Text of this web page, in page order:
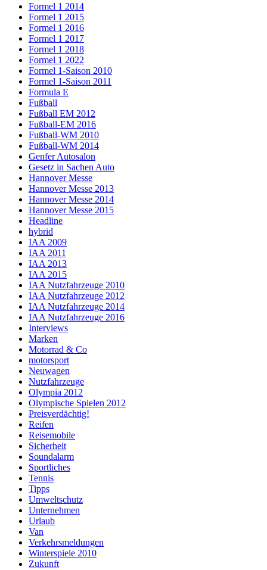
Formel 1 2014
Formel 1 2015
Formel 1 2016
Formel 1 2017
Formel 1 2018
Formel 1 2022
Formel 1-Saison 2010
Formel 1-Saison 2011
Formula E
Fußball
Fußball EM 2012
Fußball-EM 2016
Fußball-WM 2010
Fußball-WM 2014
Genfer Autosalon
Gesetz in Sachen Auto
Hannover Messe
Hannover Messe 2013
Hannover Messe 2014
Hannover Messe 2015
Headline
hybrid
IAA 2009
IAA 2011
IAA 2013
IAA 2015
IAA Nutzfahrzeuge 2010
IAA Nutzfahrzeuge 2012
IAA Nutzfahrzeuge 2014
IAA Nutzfahrzeuge 2016
Interviews
Marken
Motorrad & Co
motorsport
Neuwagen
Nutzfahrzeuge
Olympia 2012
Olympische Spielen 2012
Preisverdächtig!
Reifen
Reisemobile
Sicherheit
Soundalarm
Sportliches
Tennis
Tipps
Umweltschutz
Unternehmen
Urlaub
Van
Verkehrsmeldungen
Winterspiele 2010
Zukunft